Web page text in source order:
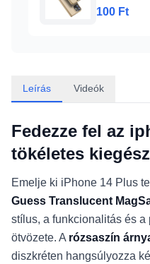
100 Ft
Leírás Videók
Fedezze fel az
tökéletes
Emelje ki iPhone 14 Plus
Guess Translucent
stílus, a funkcionalitás és
ötvözete. A rózsaszín
diszkréten hangsúlyozza